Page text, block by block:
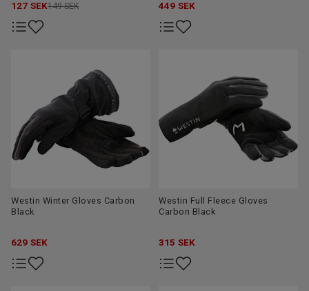
127 SEK149 SEK 449 SEK
Westin Winter Gloves Carbon
Black
629 SEK
Westin Full Fleece Gloves
Carbon Black
315 SEK